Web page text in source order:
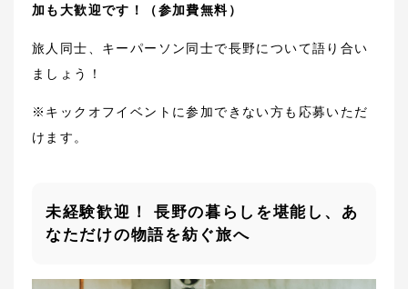
加も大歓迎です！（参加費無料）
旅人同士、キーパーソン同士で長野について語り合い
ましょう！
※キックオフイベントに参加できない方も応募いただ
けます。
未経験歓迎！ 長野の暮らしを堪能し、あ
なただけの物語を紡ぐ旅へ